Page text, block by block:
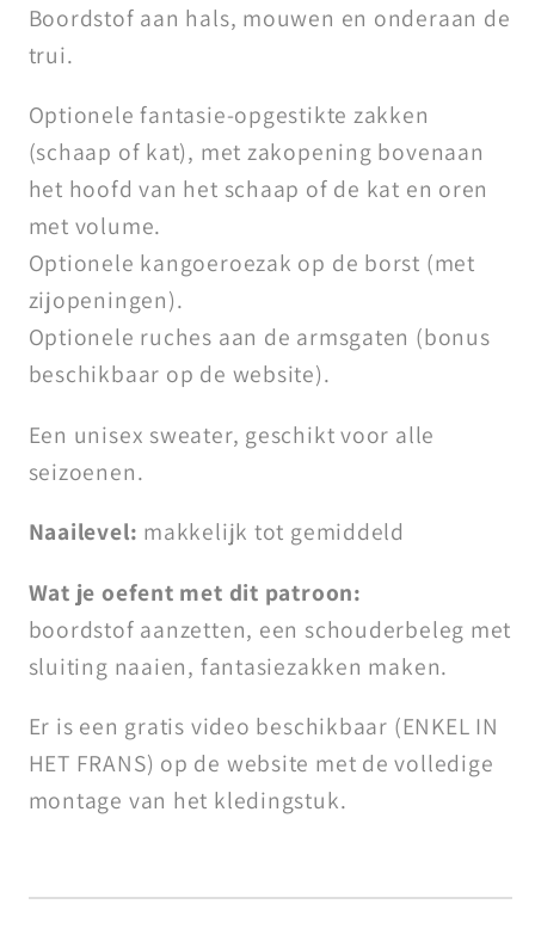
Boordstof aan hals, mouwen en onderaan de
trui.
Optionele fantasie-opgestikte zakken
(schaap of kat), met zakopening bovenaan
het hoofd van het schaap of de kat en oren
met volume.
Optionele kangoeroezak op de borst (met
zijopeningen).
Optionele ruches aan de armsgaten (bonus
beschikbaar op de website).
Een unisex sweater, geschikt voor alle
seizoenen.
Naailevel: makkelijk tot gemiddeld
Wat je oefent met dit patroon:
boordstof aanzetten, een schouderbeleg met
sluiting naaien, fantasiezakken maken.
Er is een gratis video beschikbaar (ENKEL IN
HET FRANS) op de website met de volledige
montage van het kledingstuk.